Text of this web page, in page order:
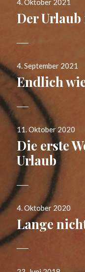
am
4. Oktober 2021
Der Urlaub
Veröffentlicht
am
4. September 2021
Endlich
Veröffentlicht
am
11. Oktober 2020
Die erste
Urlaub
Veröffentlicht
am
4. Oktober 2020
Lange